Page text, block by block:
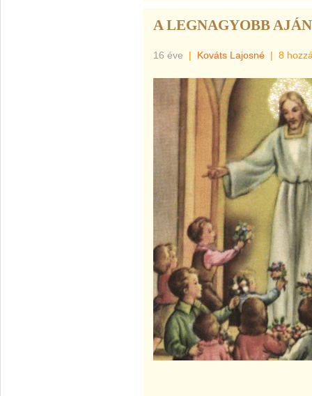
A LEGNAGYOBB
16 éve | Kováts Lajosné | 8